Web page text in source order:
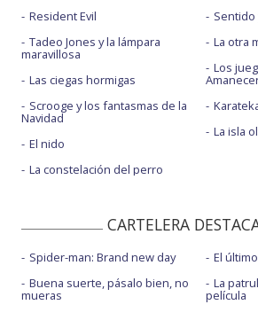
Resident Evil
Tadeo Jones y la lámpara
maravillosa
Las ciegas hormigas
Scrooge y los fantasmas de la
Navidad
El nido
La constelación del perro
La otra
Los
La isla
CARTELERA
Spider-man: Brand new day
Buena suerte, pásalo bien, no
mueras
El
La
película